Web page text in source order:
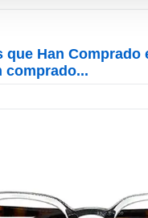
que Han Comprado
comprado...